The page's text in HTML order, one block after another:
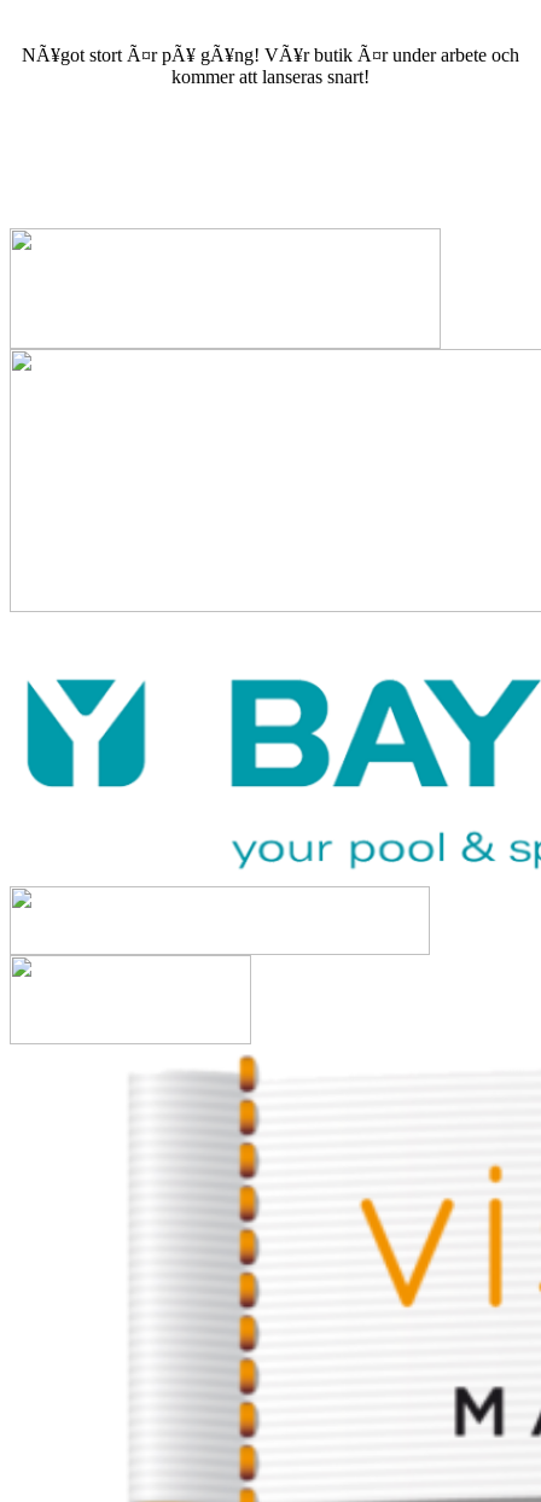
NÃ¥got stort Ã¤r pÃ¥ gÃ¥ng! VÃ¥r butik Ã¤r under arbete och
kommer att lanseras snart!